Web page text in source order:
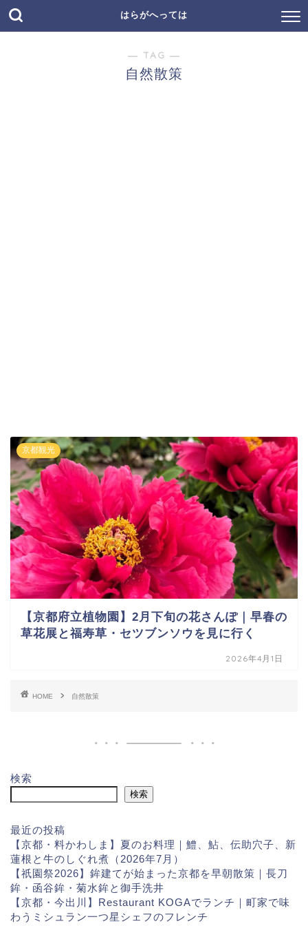
はらがへっては
― TAG ―
自然散策
京都観光
【京都府立植物園】2月下旬の花さんぽ｜早春の
草花展と福寿草・セツブンソウを見に行く
2026年4月1日
HOME 自然散策
検索
検索
最近の投稿
【京都・料かわしま】夏のお料理｜鱧、鮎、伝助穴子、新
蓮根と牛のしぐれ煮（2026年7月）
【祇園祭2026】鉾建てが始まった京都を早朝散策｜長刀
鉾・函谷鉾・菊水鉾と御手洗井
【京都・今出川】Restaurant KOGAでランチ｜町家で味
わうミシュラン一つ星シェフのフレンチ